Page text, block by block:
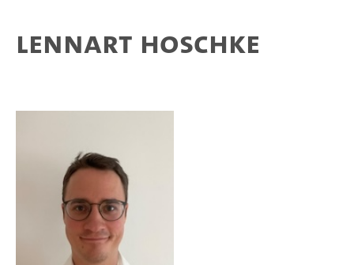
Lennart Hoschke